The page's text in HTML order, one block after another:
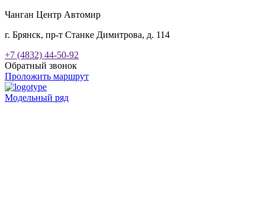
Чанган Центр Автомир
г. Брянск, пр-т Станке Димитрова, д. 114
+7 (4832) 44-50-92
Обратный звонок
Проложить маршрут
Модельный ряд